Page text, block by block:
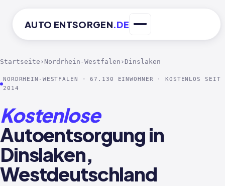
AUTO ENTSORGEN.DE
Startseite › Nordrhein-Westfalen › Dinslaken
NORDRHEIN-WESTFALEN · 67.130 EINWOHNER · KOSTENLOS SEIT
2014
Kostenlose
Autoentsorgung in
Dinslaken,
Westdeutschland